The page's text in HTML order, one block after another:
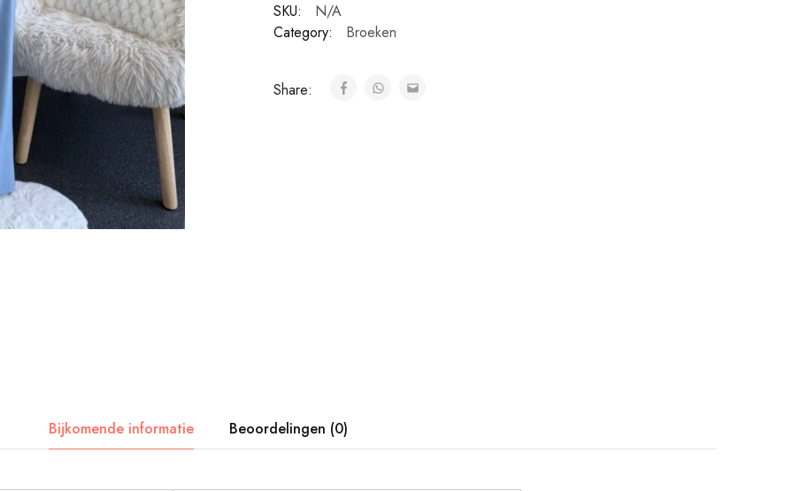
SKU:
N/A
Category:
Broeken
Share:
Bijkomende informatie Beoordelingen (0)